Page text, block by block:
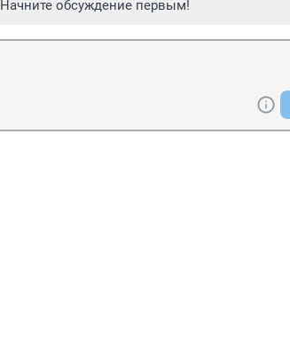
Начните обсуждение первым!